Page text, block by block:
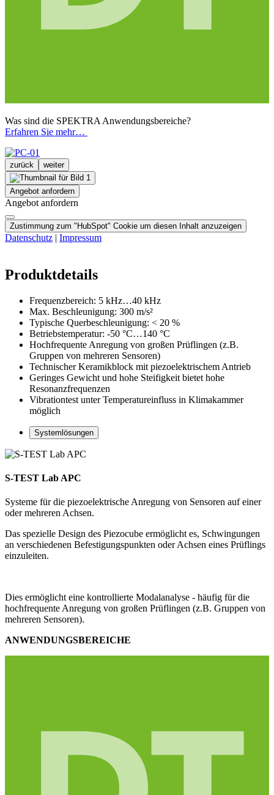
Was sind die SPEKTRA Anwendungsbereiche?
Erfahren Sie mehr…
zurück weiter
Angebot anfordern
Angebot anfordern
Zustimmung zum "HubSpot" Cookie um diesen Inhalt anzuzeigen
Datenschutz | Impressum
Produktdetails
Frequenzbereich: 5 kHz…40 kHz
Max. Beschleunigung: 300 m/s²
Typische Querbeschleunigung: < 20 %
Betriebstemperatur: -50 °C…140 °C
Hochfrequente Anregung von großen Prüflingen (z.B.
Gruppen von mehreren Sensoren)
Technischer Keramikblock mit piezoelektrischem Antrieb
Geringes Gewicht und hohe Steifigkeit bietet hohe
Resonanzfrequenzen
Vibrationtest unter Temperatureinfluss in Klimakammer
möglich
Systemlösungen
S-TEST Lab APC
Systeme für die piezoelektrische Anregung von Sensoren auf einer
oder mehreren Achsen.
Das spezielle Design des Piezocube ermöglicht es, Schwingungen
an verschiedenen Befestigungspunkten oder Achsen eines Prüflings
einzuleiten.
Dies ermöglicht eine kontrollierte Modalanalyse - häufig für die
hochfrequente Anregung von großen Prüflingen (z.B. Gruppen von
mehreren Sensoren).
ANWENDUNGSBEREICHE